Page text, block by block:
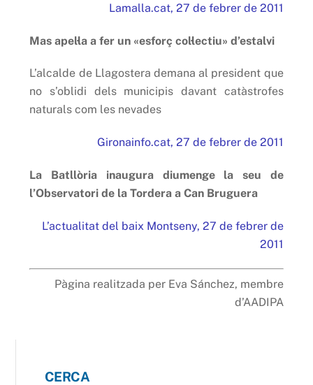
Lamalla.cat, 27 de febrer de 2011
Mas apel·la a fer un «esforç col·lectiu» d’estalvi
L’alcalde de Llagostera demana al president que
no s’oblidi dels municipis davant catàstrofes
naturals com les nevades
Gironainfo.cat, 27 de febrer de 2011
La Batllòria inaugura diumenge la seu de
l’Observatori de la Tordera a Can Bruguera
L’actualitat del baix Montseny, 27 de febrer de
2011
Pàgina realitzada per Eva Sánchez, membre
d’AADIPA
CERCA